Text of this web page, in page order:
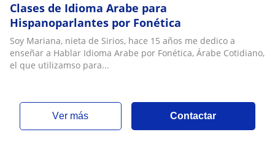
Clases de Idioma Arabe para
Hispanoparlantes por Fonética
Soy Mariana, nieta de Sirios, hace 15 años me dedico a
enseñar a Hablar Idioma Arabe por Fonética, Árabe Cotidiano,
el que utilizamso para...
ver más Contactar